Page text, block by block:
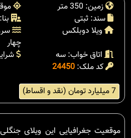
زمین: 350 متر
سند: ثبتی
بنا: 250 متر
ویلا دوبلکس
چهار
اتاق خواب: سه
کد ملک: 24450
7 میلیارد تومان (نقد و اقساط)
موقعیت جغرافیایی این ویلای